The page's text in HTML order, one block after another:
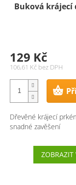
Buková krájecí
106,61 Kč bez DPH
129 Kč
Dřevěné krájecí
snadné zavěšení
ZOBRAZIT